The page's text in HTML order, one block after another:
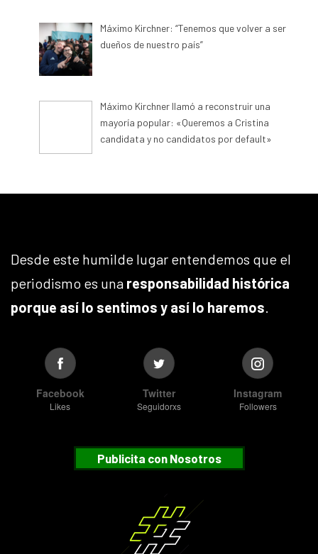
Máximo Kirchner: “Tenemos que volver a ser
dueños de nuestro país”
Máximo Kirchner llamó a reconstruir una
mayoría popular: «Queremos a Cristina
candidata y no candidatos por default»
Desde este humilde lugar entendemos que el
periodismo es una responsabilidad histórica
porque así lo sentimos y así lo haremos.
Facebook
Likes
Twitter
Seguidorxs
Instagram
Followers
Publicita con Nosotros